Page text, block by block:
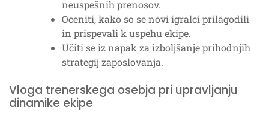
neuspešnih prenosov.
Oceniti, kako so se novi igralci prilagodili
in prispevali k uspehu ekipe.
Učiti se iz napak za izboljšanje prihodnjih
strategij zaposlovanja.
Vloga trenerskega osebja pri upravljanju
dinamike ekipe